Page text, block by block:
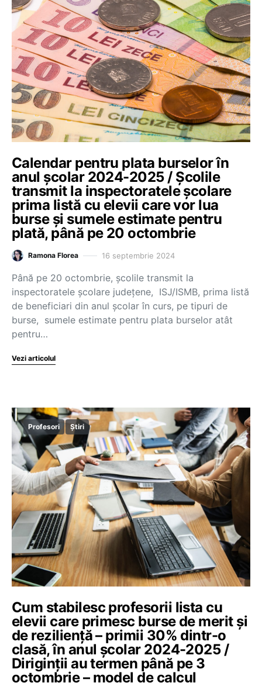
Calendar pentru plata burselor în
anul școlar 2024-2025 / Școlile
transmit la inspectoratele școlare
prima listă cu elevii care vor lua
burse și sumele estimate pentru
plată, până pe 20 octombrie
Ramona Florea 16 septembrie 2024
Până pe 20 octombrie, școlile transmit la
inspectoratele școlare județene, ISJ/ISMB, prima listă
de beneficiari din anul școlar în curs, pe tipuri de
burse, sumele estimate pentru plata burselor atât
pentru…
Vezi articolul
Profesori Știri
Cum stabilesc profesorii lista cu
elevii care primesc burse de merit și
de reziliență – primii 30% dintr-o
clasă, în anul școlar 2024-2025 /
Diriginții au termen până pe 3
octombrie – model de calcul